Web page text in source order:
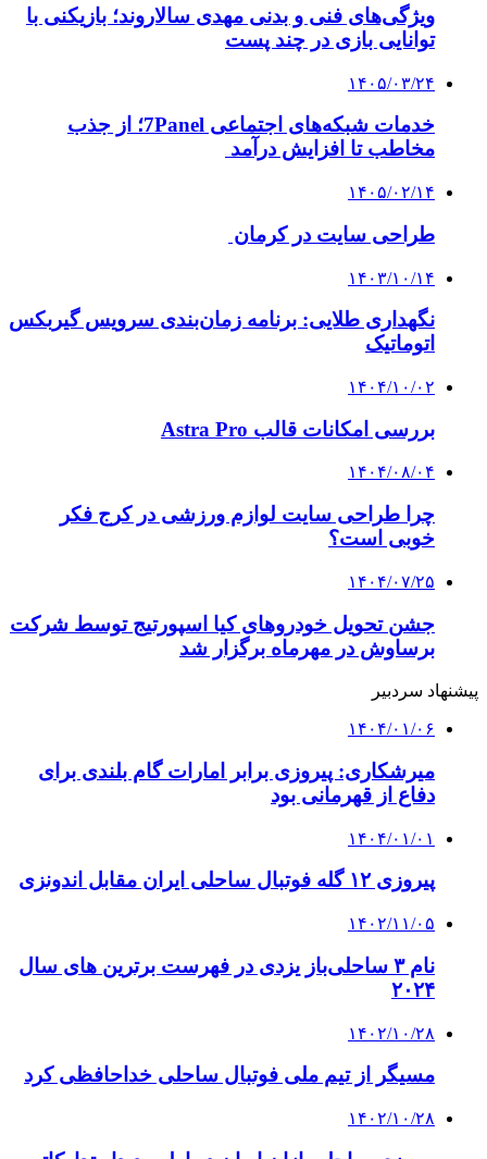
ویژگی‌های فنی و بدنی مهدی سالاروند؛ بازیکنی با
توانایی بازی در چند پست
۱۴۰۵/۰۳/۲۴
خدمات شبکه‌های اجتماعی 7Panel؛ از جذب
مخاطب تا افزایش درآمد
۱۴۰۵/۰۲/۱۴
طراحی سایت در کرمان
۱۴۰۳/۱۰/۱۴
نگهداری طلایی: برنامه زمان‌بندی سرویس گیربکس
اتوماتیک
۱۴۰۴/۱۰/۰۲
بررسی امکانات قالب Astra Pro
۱۴۰۴/۰۸/۰۴
چرا طراحی سایت لوازم ورزشی در کرج فکر
خوبی است؟
۱۴۰۴/۰۷/۲۵
جشن تحویل خودروهای کیا اسپورتیج توسط شرکت
برساوش در مهرماه برگزار شد
پیشنهاد سردبیر
۱۴۰۴/۰۱/۰۶
میرشکاری: پیروزی برابر امارات گام بلندی برای
دفاع از قهرمانی بود
۱۴۰۴/۰۱/۰۱
پیروزی ۱۲ گله فوتبال ساحلی ایران مقابل اندونزی
۱۴۰۲/۱۱/۰۵
نام ۳ ساحلی‌باز یزدی در فهرست برترین‌ های سال
۲۰۲۴
۱۴۰۲/۱۰/۲۸
مسیگر از تیم ملی فوتبال ساحلی خداحافظی کرد
۱۴۰۲/۱۰/۲۸